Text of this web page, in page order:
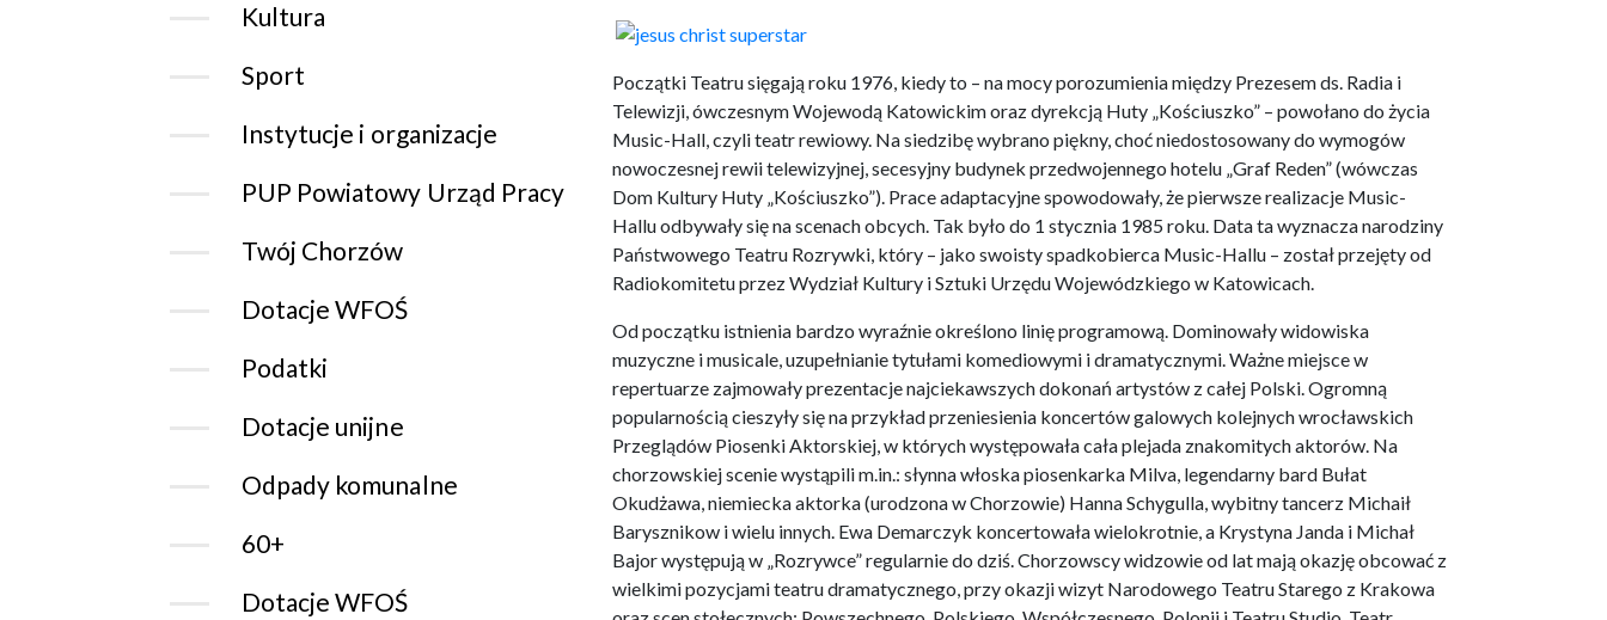
Kultura
Sport
Instytucje i organizacje
PUP Powiatowy Urząd Pracy
Twój Chorzów
Dotacje WFOŚ
Podatki
Dotacje unijne
Odpady komunalne
60+
Dotacje WFOŚ
Początki Teatru sięgają roku 1976, kiedy to – na mocy porozumienia między Prezesem ds. Radia i
Telewizji, ówczesnym Wojewodą Katowickim oraz dyrekcją Huty „Kościuszko” – powołano do życia
Music-Hall, czyli teatr rewiowy. Na siedzibę wybrano piękny, choć niedostosowany do wymogów
nowoczesnej rewii telewizyjnej, secesyjny budynek przedwojennego hotelu „Graf Reden” (wówczas
Dom Kultury Huty „Kościuszko”). Prace adaptacyjne spowodowały, że pierwsze realizacje Music-
Hallu odbywały się na scenach obcych. Tak było do 1 stycznia 1985 roku. Data ta wyznacza narodziny
Państwowego Teatru Rozrywki, który – jako swoisty spadkobierca Music-Hallu – został przejęty od
Radiokomitetu przez Wydział Kultury i Sztuki Urzędu Wojewódzkiego w Katowicach.
Od początku istnienia bardzo wyraźnie określono linię programową. Dominowały widowiska
muzyczne i musicale, uzupełnianie tytułami komediowymi i dramatycznymi. Ważne miejsce w
repertuarze zajmowały prezentacje najciekawszych dokonań artystów z całej Polski. Ogromną
popularnością cieszyły się na przykład przeniesienia koncertów galowych kolejnych wrocławskich
Przeglądów Piosenki Aktorskiej, w których występowała cała plejada znakomitych aktorów. Na
chorzowskiej scenie wystąpili m.in.: słynna włoska piosenkarka Milva, legendarny bard Bułat
Okudżawa, niemiecka aktorka (urodzona w Chorzowie) Hanna Schygulla, wybitny tancerz Michaił
Barysznikow i wielu innych. Ewa Demarczyk koncertowała wielokrotnie, a Krystyna Janda i Michał
Bajor występują w „Rozrywce” regularnie do dziś. Chorzowscy widzowie od lat mają okazję obcować z
wielkimi pozycjami teatru dramatycznego, przy okazji wizyt Narodowego Teatru Starego z Krakowa